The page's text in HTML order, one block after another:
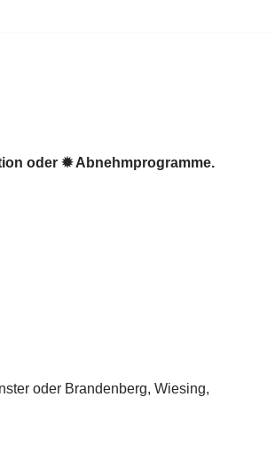
oder ✹ Abnehmprogramme.